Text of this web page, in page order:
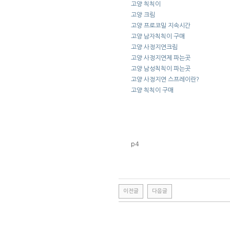
고양 칙칙이
고양 크림
고양 프로코밀 지속시간
고양 남자칙칙이 구매
고양 사정지연크림
고양 사정지연제 파는곳
고양 남성칙칙이 파는곳
고양 사정지연 스프레이란?
고양 칙칙이 구매
p4
이전글 다음글